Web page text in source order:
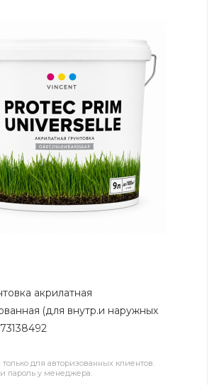
акрилатная
(для внутр.и наружных
только для авторизованных клиентов.
пароль у менеджера.